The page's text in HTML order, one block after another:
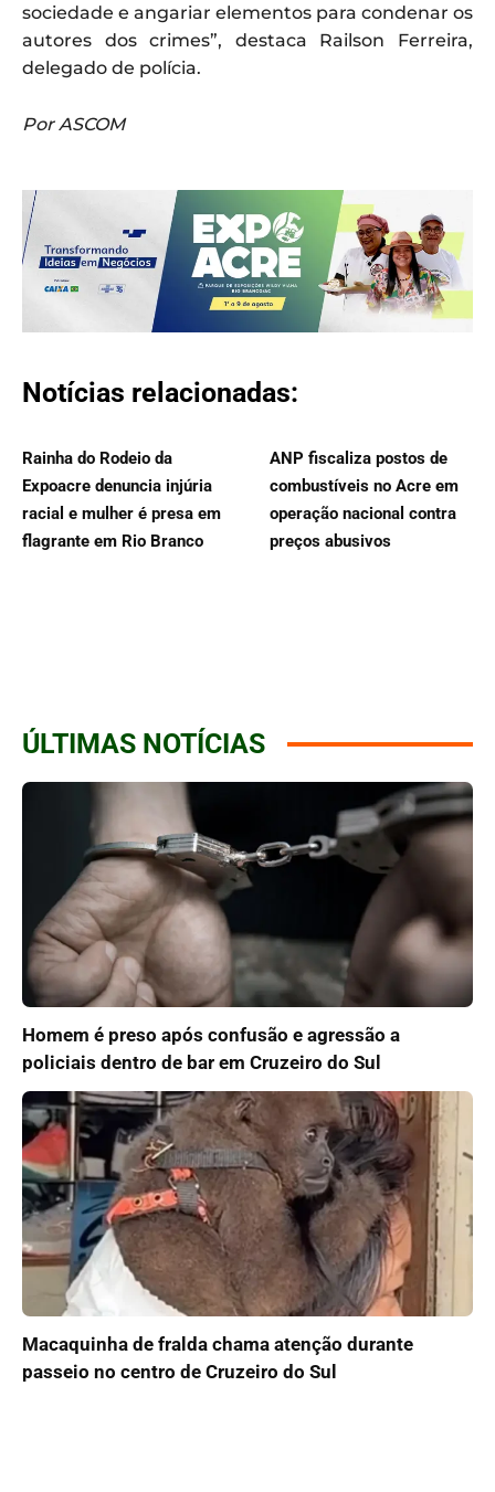
sociedade e angariar elementos para condenar os
autores dos crimes”, destaca Railson Ferreira,
delegado de polícia.
Por ASCOM
Notícias relacionadas:
Rainha do Rodeio da
Expoacre denuncia injúria
racial e mulher é presa em
flagrante em Rio Branco
ANP fiscaliza postos de
combustíveis no Acre em
operação nacional contra
preços abusivos
ÚLTIMAS NOTÍCIAS
Homem é preso após confusão e agressão a
policiais dentro de bar em Cruzeiro do Sul
Macaquinha de fralda chama atenção durante
passeio no centro de Cruzeiro do Sul